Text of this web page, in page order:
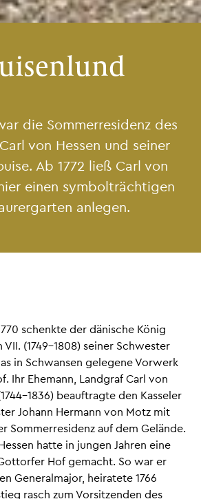
die Sommerresidenz des
von Hessen und seiner
Ab 1772 ließ Carl von
einen symbolträchtigen
anlegen.
schenkte der dänische König
VII. (1749-1808) seiner Schwester
in Schwansen gelegene Vorwerk
Ihr Ehemann, Landgraf Carl von
1836) beauftragte den Kasseler
Johann Hermann von Motz mit
Sommerresidenz auf dem Gelände.
hatte in jungen Jahren eine
Hof gemacht. So war er
Generalmajor, heiratete 1766
rasch zum Vorsitzenden des